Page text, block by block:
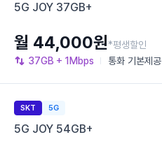
5G JOY 37GB+
37GB + 1Mbps 통화 기본제공
월 44,000원*평생할인
SKT 5G
5G JOY 54GB+